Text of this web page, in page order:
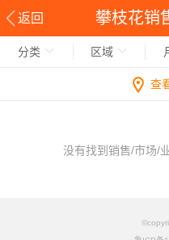
返回 攀枝花销
分类 区域
查
没有找到销售/市场/